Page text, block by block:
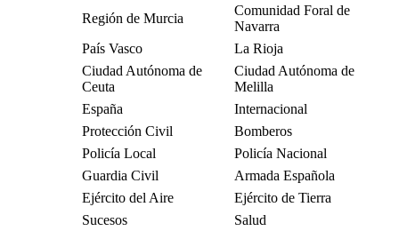
Región de Murcia
Comunidad Foral de
Navarra
País Vasco
La Rioja
Ciudad Autónoma de
Ceuta
Ciudad Autónoma de
Melilla
España
Internacional
Protección Civil
Bomberos
Policía Local
Policía Nacional
Guardia Civil
Armada Española
Ejército del Aire
Ejército de Tierra
Sucesos
Salud